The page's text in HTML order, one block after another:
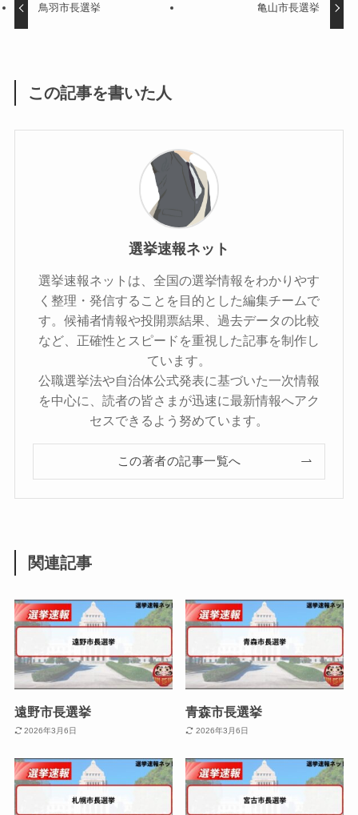
鳥羽市長選挙 亀山市長選挙
この記事を書いた人
選挙速報ネット
選挙速報ネットは、全国の選挙情報をわかりやす
く整理・発信することを目的とした編集チームで
す。候補者情報や投開票結果、過去データの比較
など、正確性とスピードを重視した記事を制作し
ています。
公職選挙法や自治体公式発表に基づいた一次情報
を中心に、読者の皆さまが迅速に最新情報へアク
セスできるよう努めています。
この著者の記事一覧へ
関連記事
遠野市長選挙
2026年3月6日
青森市長選挙
2026年3月6日